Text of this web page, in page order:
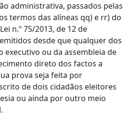
administrativa, passados pelas
termos das alíneas qq) e rr) do
n.º 75/2013, de 12 de
desde que qualquer dos
executivo ou da assembleia de
direto dos factos a
prova seja feita por
de dois cidadãos eleitores
ou ainda por outro meio